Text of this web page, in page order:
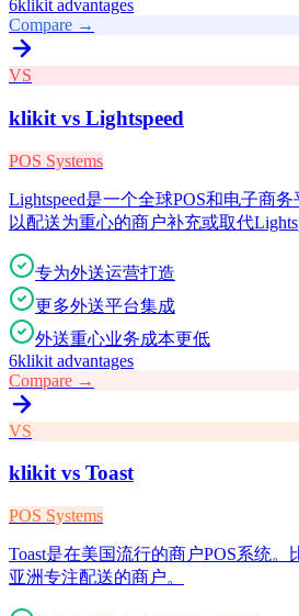
6klikit advantages
Compare →
VS
klikit vs Lightspeed
POS Systems
Lightspeed是一个全球POS和电子商
以配送为重心的商户补充或取代
专为外送运营打造
更多外送平台集成
外送重心业务成本更低
6klikit advantages
Compare →
VS
klikit vs Toast
POS Systems
Toast是在美国流行的商户POS系统。
亚洲专注配送的商户。